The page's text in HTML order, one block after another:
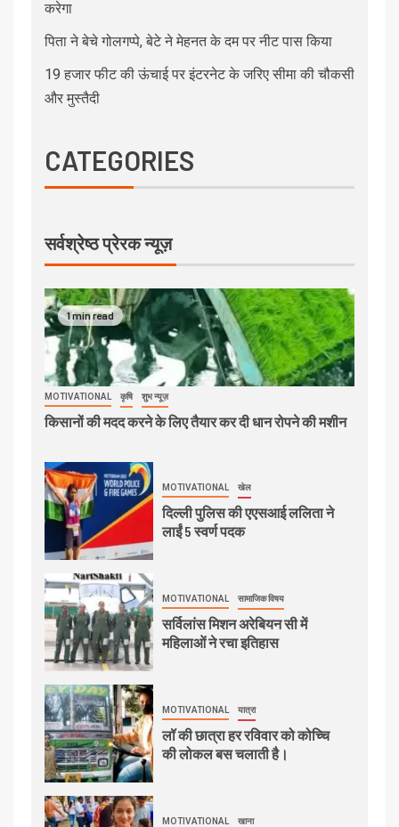
करेगा
पिता ने बेचे गोलगप्पे, बेटे ने मेहनत के दम पर नीट पास किया
19 हजार फीट की ऊंचाई पर इंटरनेट के जरिए सीमा की चौकसी
और मुस्तैदी
CATEGORIES
सर्वश्रेष्ठ प्रेरक न्यूज़
1 min read
MOTIVATIONAL कृषि शुभ न्यूज़
किसानों की मदद करने के लिए तैयार कर दी धान रोपने की मशीन
MOTIVATIONAL खेल
दिल्ली पुलिस की एएसआई ललिता ने
लाईं 5 स्वर्ण पदक
MOTIVATIONAL सामाजिक विषय
सर्विलांस मिशन अरेबियन सी में
महिलाओं ने रचा इतिहास
MOTIVATIONAL यात्रा
लॉ की छात्रा हर रविवार को कोच्चि
की लोकल बस चलाती है।
MOTIVATIONAL खाना